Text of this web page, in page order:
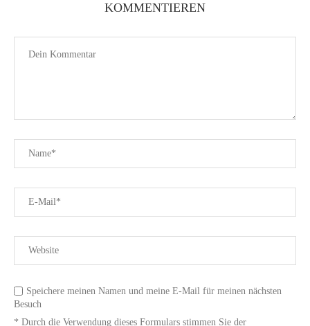
KOMMENTIEREN
Speichere meinen Namen und meine E-Mail für meinen nächsten
Besuch
* Durch die Verwendung dieses Formulars stimmen Sie der